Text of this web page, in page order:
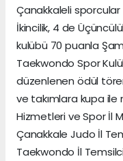
Çanakkaleli
İkincilik, 4 de
kulübü 70 puanla
Taekwondo Spor
düzenlenen ödül
ve takımlara kupa ile
Hizmetleri ve Spor İl
Çanakkale Judo İl
Taekwondo İl